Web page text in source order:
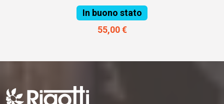
In buono stato
55,00 €